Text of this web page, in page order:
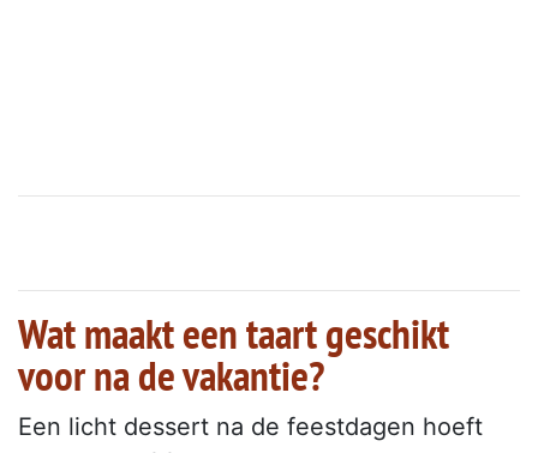
Wat maakt een taart geschikt
voor na de vakantie?
Een licht dessert na de feestdagen hoeft